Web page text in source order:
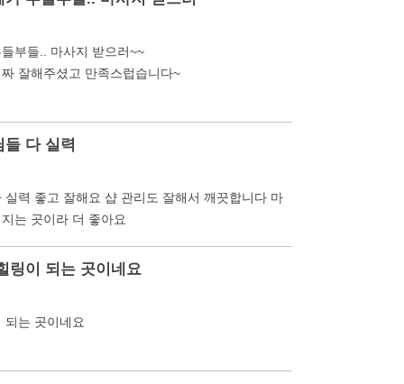
부들.. 마사지 받으러~~
잘해주셨고 만족스럽습니다~
다 실력
력 좋고 잘해요 샵 관리도 잘해서 깨끗합니다 마
는 곳이라 더 좋아요
링이 되는 곳이네요
되는 곳이네요